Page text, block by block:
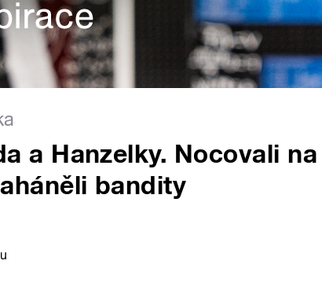
a Hanzelky. Nocovali na
bandity